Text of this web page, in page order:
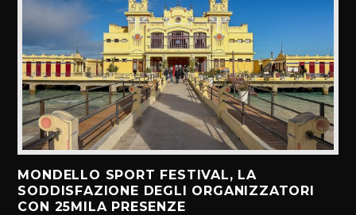
MONDELLO SPORT FESTIVAL, LA
SODDISFAZIONE DEGLI ORGANIZZATORI
CON 25MILA PRESENZE